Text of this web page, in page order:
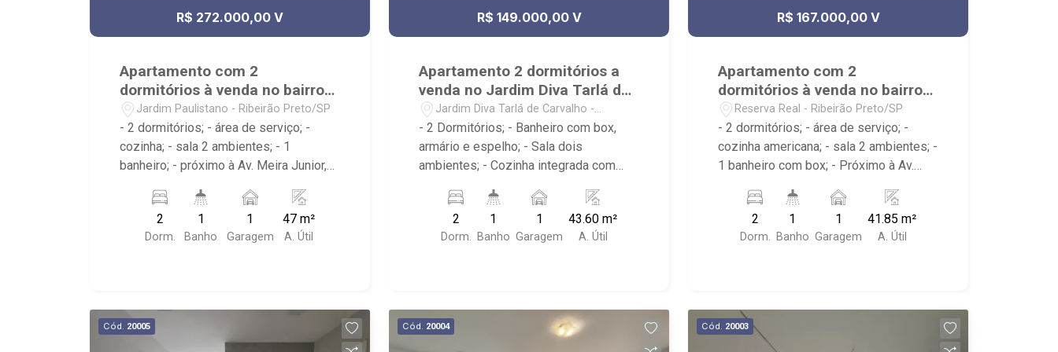
R$ 272.000,00 V
Apartamento com 2
dormitórios à venda no bairro
Jardim Paulistano
Jardim Paulistano - Ribeirão Preto/SP
- 2 dormitórios; - área de serviço; -
cozinha; - sala 2 ambientes; - 1
banheiro; - próximo à Av. Meira Junior,
com portaria 24h, piscinas, academia,
quadra de esportes, playground,
churrasqueira, pet place entre outros
2
Dorm.
1
Banho
1
Garagem
47 m²
A. Útil
R$ 149.000,00 V
Apartamento 2 dormitórios a
venda no Jardim Diva Tarlá de
Carvalho
Jardim Diva Tarlá de Carvalho -
Ribeirão Preto/SP
- 2 Dormitórios; - Banheiro com box,
armário e espelho; - Sala dois
ambientes; - Cozinha integrada com
- Condomínio com lazer, portaria 24
horas, academia, piscina, quadra
esportiva, salão de festas e
2
Dorm.
1
Banho
1
Garagem
43.60 m²
A. Útil
R$ 167.000,00 V
Apartamento com 2
dormitórios à venda no bairro
Reserva Real
Reserva Real - Ribeirão Preto/SP
- 2 dormitórios; - área de serviço; -
cozinha americana; - sala 2 ambientes; -
1 banheiro com box; - Próximo à Av.
Supermercado; - Ribeirão Imóveis,
referência em venda, compra e locação.
- Sinta-se em casa na Ribeirão Imóveis,
de documentação; - com foco: Zona Sul,
Zona Leste, Centro e Bonfim Paulista; -
2
Dorm.
1
Banho
1
Garagem
41.85 m²
A. Útil
Cód. 20005 Cód. 20004 Cód. 20003